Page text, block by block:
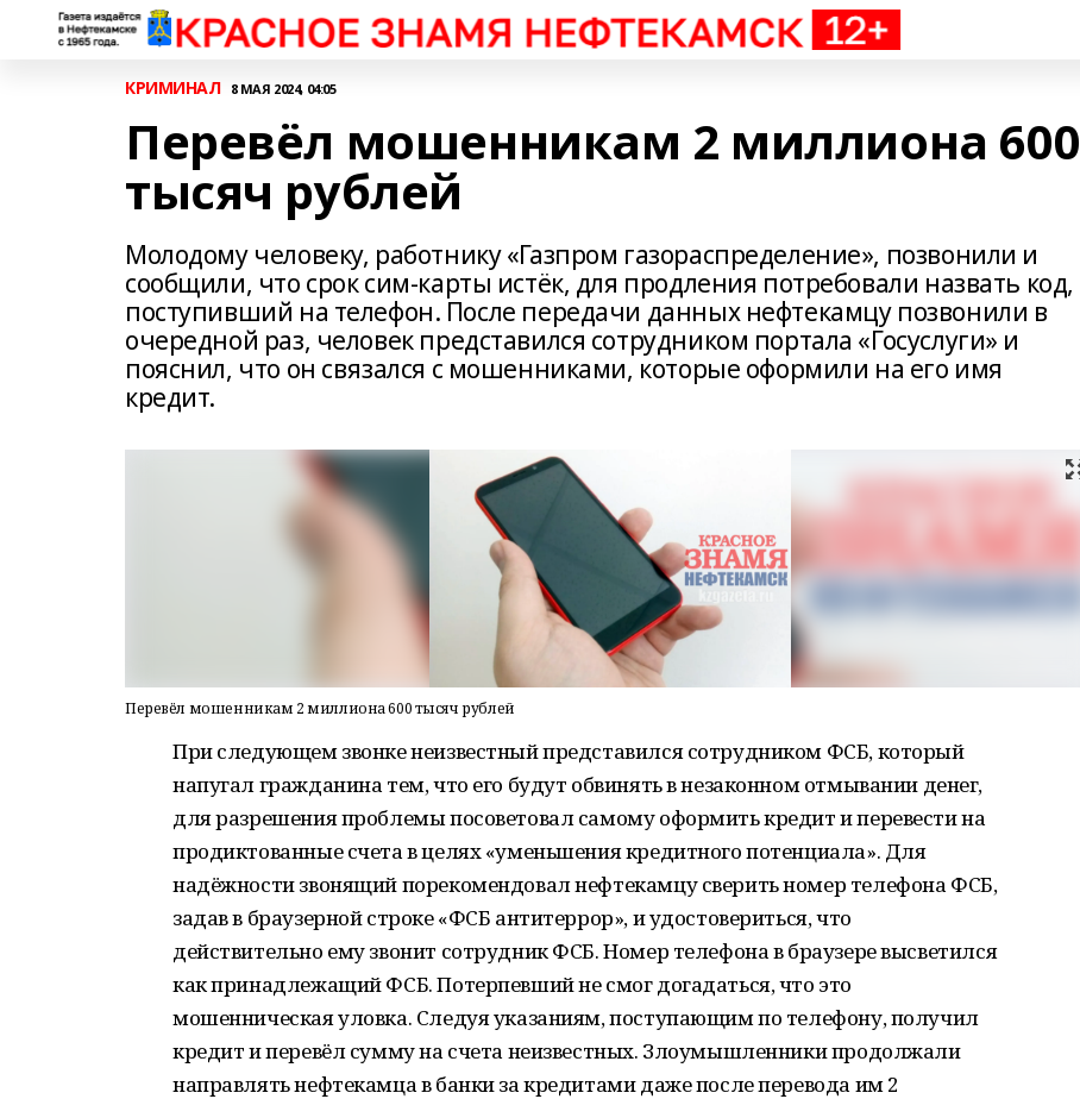
КРИМИНАЛ 8 МАЯ 2024, 04:05
Перевёл мошенникам 2 миллиона 600
тысяч рублей
Молодому человеку, работнику «Газпром газораспределение», позвонили и
сообщили, что срок сим-карты истёк, для продления потребовали назвать код,
поступивший на телефон. После передачи данных нефтекамцу позвонили в
очередной раз, человек представился сотрудником портала «Госуслуги» и
пояснил, что он связался с мошенниками, которые оформили на его имя
кредит.
Перевёл мошенникам 2 миллиона 600 тысяч рублей
При следующем звонке неизвестный представился сотрудником ФСБ, который
напугал гражданина тем, что его будут обвинять в незаконном отмывании денег,
для разрешения проблемы посоветовал самому оформить кредит и перевести на
продиктованные счета в целях «уменьшения кредитного потенциала». Для
надёжности звонящий порекомендовал нефтекамцу сверить номер телефона ФСБ,
задав в браузерной строке «ФСБ антитеррор», и удостовериться, что
действительно ему звонит сотрудник ФСБ. Номер телефона в браузере высветился
как принадлежащий ФСБ. Потерпевший не смог догадаться, что это
мошенническая уловка. Следуя указаниям, поступающим по телефону, получил
кредит и перевёл сумму на счета неизвестных. Злоумышленники продолжали
направлять нефтекамца в банки за кредитами даже после перевода им 2